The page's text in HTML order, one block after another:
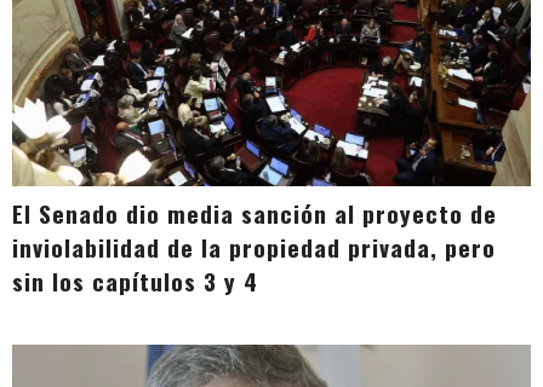
El Senado dio media sanción al proyecto de
inviolabilidad de la propiedad privada, pero
sin los capítulos 3 y 4